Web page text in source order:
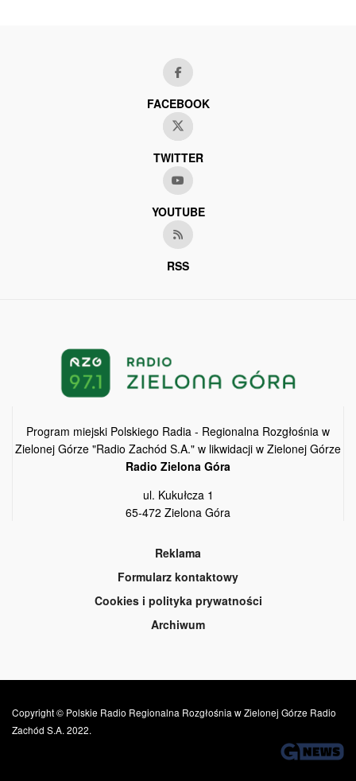
FACEBOOK
TWITTER
YOUTUBE
RSS
Program miejski Polskiego Radia - Regionalna Rozgłośnia w
Zielonej Górze "Radio Zachód S.A." w likwidacji w Zielonej Górze
Radio Zielona Góra
ul. Kukułcza 1
65-472 Zielona Góra
Reklama
Formularz kontaktowy
Cookies i polityka prywatności
Archiwum
Copyright © Polskie Radio Regionalna Rozgłośnia w Zielonej Górze Radio
Zachód S.A. 2022.